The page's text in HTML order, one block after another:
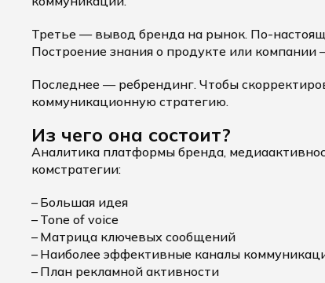
Третье — вывод бренда на рынок. По-
Построение знания о продукте или компании
Последнее — ребрендинг. Чтобы
коммуникационную стратегию.
Из чего она состоит?
Аналитика платформы бренда,
комстратегии:
Большая идея
Tone of voice
Матрица ключевых сообщений
Наиболее эффективные каналы
План рекламной активности